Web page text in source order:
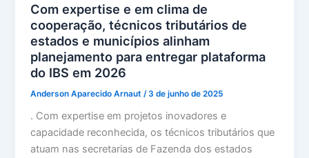
Com expertise e em clima de
cooperação, técnicos tributários de
estados e municípios alinham
planejamento para entregar plataforma
do IBS em 2026
Anderson Aparecido Arnaut /3 de junho de 2025
. Com expertise em projetos inovadores e
capacidade reconhecida, os técnicos tributários que
atuam nas secretarias de Fazenda dos estados